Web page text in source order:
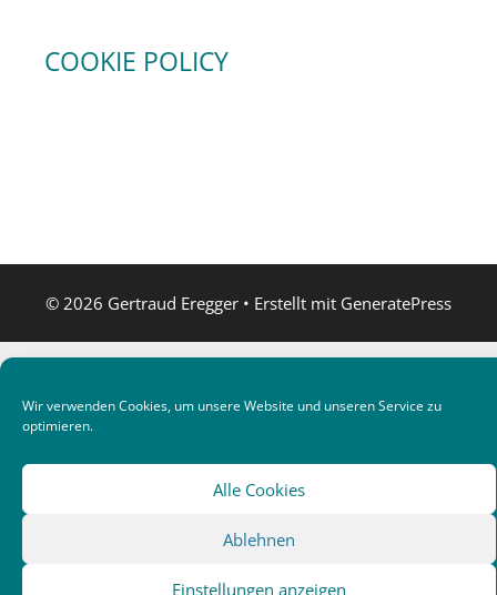
Wir verwenden Cookies, um unsere Website und unseren Service zu
optimieren.
Alle Cookies
Ablehnen
Einstellungen anzeigen
COOKIE POLICY
© 2026 Gertraud Eregger • Erstellt mit GeneratePress